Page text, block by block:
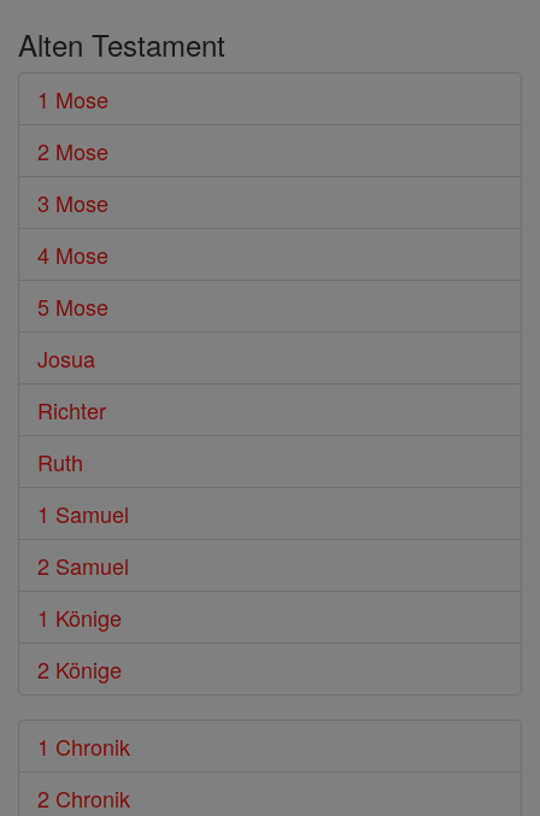
Alten Testament
1 Mose
2 Mose
3 Mose
4 Mose
5 Mose
Josua
Richter
Ruth
1 Samuel
2 Samuel
1 Könige
2 Könige
1 Chronik
2 Chronik